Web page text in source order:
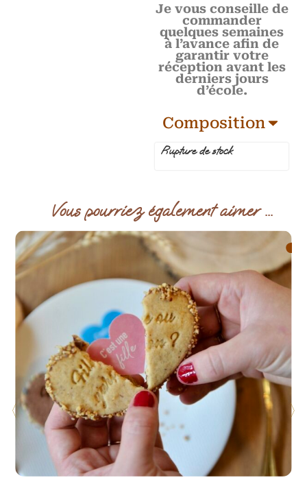
Je vous conseille de
commander
quelques semaines
à l’avance afin de
garantir votre
réception avant les
derniers jours
d’école.
Composition
Rupture de stock
Vous pourriez également aimer ...